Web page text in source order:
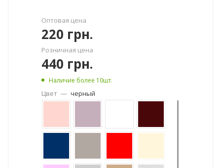
Оптовая цена
220 грн.
Розничная цена
440 грн.
Наличие более 10шт.
Цвет — черный